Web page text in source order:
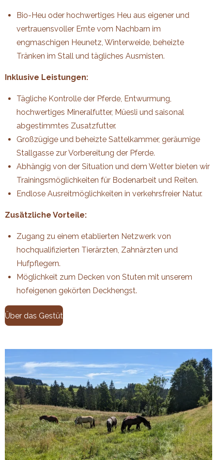
Bio-Heu oder hochwertiges Heu aus eigener und
vertrauensvoller Ernte vom Nachbarn im
engmaschigen Heunetz, Winterweide, beheizte
Tränken im Stall und tägliches Ausmisten.
Inklusive Leistungen:
Tägliche Kontrolle der Pferde, Entwurmung,
hochwertiges Mineralfutter, Müesli und saisonal
abgestimmtes Zusatzfutter.
Großzügige und beheizte Sattelkammer, geräumige
Stallgasse zur Vorbereitung der Pferde.
Abhängig von der Situation und dem Wetter bieten wir
Trainingsmöglichkeiten für Bodenarbeit und Reiten.
Endlose Ausreitmöglichkeiten in verkehrsfreier Natur.
Zusätzliche Vorteile:
Zugang zu einem etablierten Netzwerk von
hochqualifizierten Tierärzten, Zahnärzten und
Hufpflegern.
Möglichkeit zum Decken von Stuten mit unserem
hofeigenen gekörten Deckhengst.
Über das Gestüt